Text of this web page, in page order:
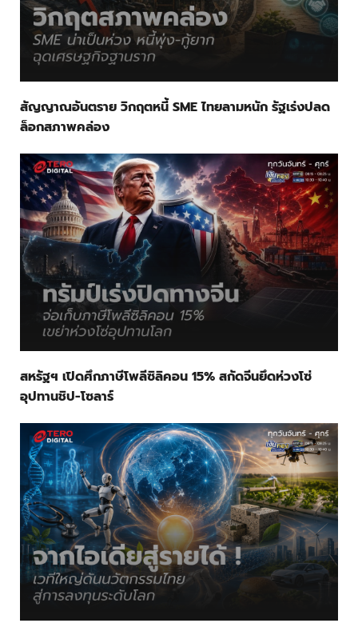
สัญญาณอันตราย วิกฤตหนี้ SME ไทยลามหนัก รัฐเร่งปลด
ล็อกสภาพคล่อง
สหรัฐฯ เปิดศึกภาษีโพลีซิลิคอน 15% สกัดจีนยึดห่วงโซ่
อุปทานชิป-โซลาร์